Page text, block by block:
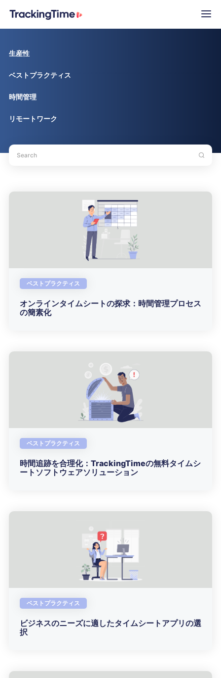
生産性
ベストプラクティス
時間管理
リモートワーク
ベストプラクティス
オンラインタイムシートの探求：時間管理プロセス
の簡素化
ベストプラクティス
時間追跡を合理化：TrackingTimeの無料タイムシ
ートソフトウェアソリューション
ベストプラクティス
ビジネスのニーズに適したタイムシートアプリの選
択